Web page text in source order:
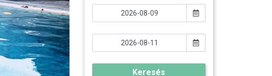
Keresés